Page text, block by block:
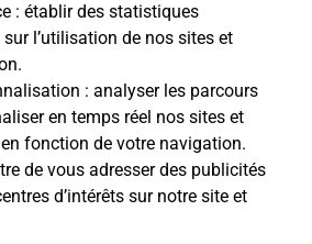
: établir des statistiques
l’utilisation de nos sites et
: analyser les parcours
en temps réel nos sites et
fonction de votre navigation.
de vous adresser des publicités
d’intérêts sur notre site et
de téléassistance à l’intérieur
de votre domicile ? Découvrez
dans votre bureau de Poste à